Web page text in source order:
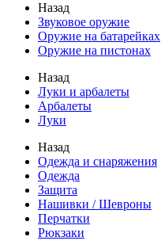
Назад
Звуковое оружие
Оружие на батарейках
Оружие на пистонах
Назад
Луки и арбалеты
Арбалеты
Луки
Назад
Одежда и снаряжения
Одежда
Защита
Нашивки / Шевроны
Перчатки
Рюкзаки